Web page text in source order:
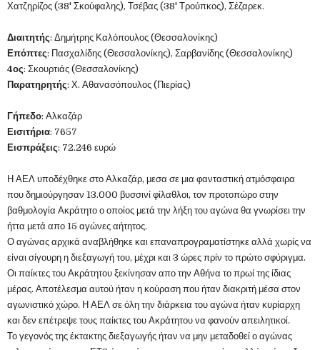
Χατζηρίζος (38' Σκούφαλης), Τσέβας (38' Τρούπκος), Σέζαρεκ.
Διαιτητής: Δημήτρης Καλόπουλος (Θεσσαλονίκης)
Επόπτες: Πασχαλίδης (Θεσσαλονίκης), Σαρβανίδης (Θεσσαλονίκης)
4ος: Σκουρτιάς (Θεσσαλονίκης)
Παρατηρητής: Χ. Αθανασόπουλος (Πιερίας)
Γήπεδο: Αλκαζάρ
Εισιτήρια: 7657
Εισπράξεις: 72.246 ευρώ
Η ΑΕΛ υποδέχθηκε στο Αλκαζάρ, μεσα σε μια φανταστική ατμόσφαιρα
που δημιούργησαν 13.000 βυσσινί φίλαθλοι, τον προτοπώρο στην
βαθμολογία Ακράτητο ο οποίος μετά την λήξη του αγώνα θα γνωρίσει την
ήττα μετά απο 15 αγώνες αήτητος.
Ο αγώνας αρχικά αναβλήθηκε και επαναπρογραματίστηκε αλλά χωρίς να
είναι σίγουρη η διεξαγωγή του, μέχρι και 3 ώρες πρίν το πρώτο σφύριγμα.
Οι παίκτες του Ακράτητου ξεκίνησαν απο την Αθήνα το πρωί της ίδιας
μέρας. Αποτέλεσμα αυτού ήταν η κούραση που ήταν διακριτή μέσα στον
αγωνιστικό χώρο. Η ΑΕΛ σε όλη την διάρκεια του αγώνα ήταν κυρίαρχη
και δεν επέτρεψε τους παίκτες του Ακράτητου να φανούν απειλητικοί.
Το γεγονός της έκτακτης διεξαγωγής ήταν να μην μεταδοθεί ο αγώνας